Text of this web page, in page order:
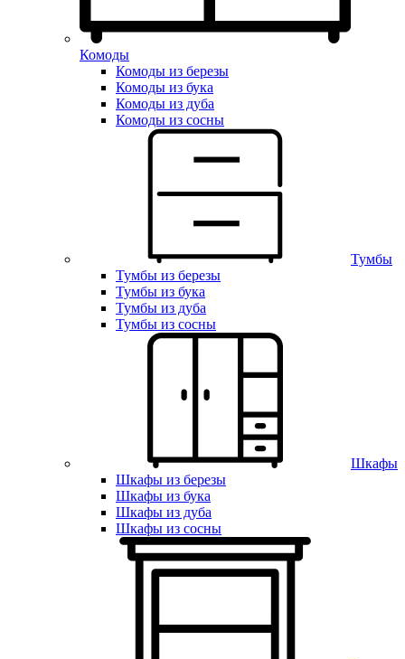
Комоды
Комоды из березы
Комоды из бука
Комоды из дуба
Комоды из сосны
Тумбы
Тумбы из березы
Тумбы из бука
Тумбы из дуба
Тумбы из сосны
Шкафы
Шкафы из березы
Шкафы из бука
Шкафы из дуба
Шкафы из сосны